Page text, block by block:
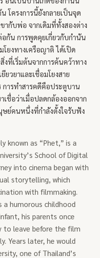
โครงการนี้ยังกลายเป็นจุด
ากับพ่อ จากเดิมที่ทั้งสองต่าง
กัน การพูดคุยเกี่ยวกับกำนัน
ยงทางเครือญาติ ได้เปิด
ที่เริ่มต้นจากการค้นคว้าทาง
ยวยาและเชื่อมโยงสาย
ารทำสารคดีคือประตูบาน
เชื่อว่าเมื่อปลดกล้องออกจาก
ย์คนหนึ่งที่กำลังตั้งใจรับฟัง
known as “Phet,” is a
School of Digital
into cinema began with
storytelling, which
with filmmaking.
humorous childhood
his parents once
to leave before the film
Years later, he would
one of Thailand’s